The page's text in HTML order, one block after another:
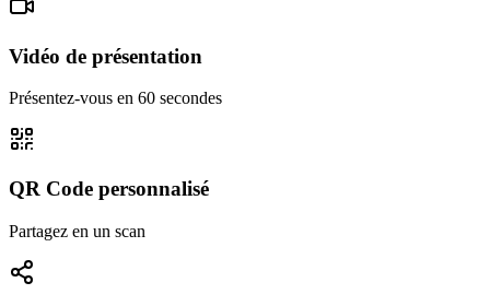
Vidéo de présentation
Présentez-vous en 60 secondes
QR Code personnalisé
Partagez en un scan